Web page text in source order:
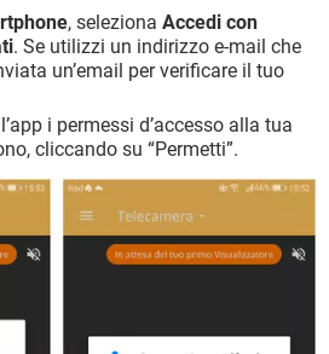
, seleziona Accedi con
. Se utilizzi un indirizzo e-mail che
un’email per verificare il tuo
i permessi d’accesso alla tua
cliccando su “Permetti”.